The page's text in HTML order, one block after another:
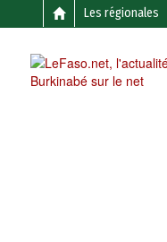
Les régionales